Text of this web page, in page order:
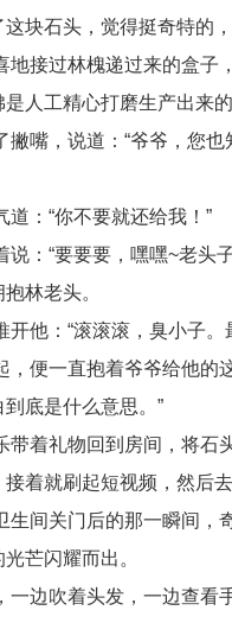
块石头，觉得挺奇特的
地接过林槐递过来的盒子
人工精心打磨生产出来的
撇嘴，说道：“爷爷，您
道：“你不要就还给我！”
说：“要要要，嘿嘿~老头
林老头。
开他：“滚滚滚，臭小子
，便一直抱着爷爷给他的
底是什么意思。”
带着礼物回到房间，将石
着就刷起短视频，然后去
生间关门后的那一瞬间，
芒闪耀而出。
一边吹着头发，一边查看